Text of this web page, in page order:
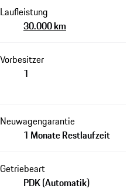
Laufleistung
30.000 km
Vorbesitzer
1
Neuwagengarantie
1 Monate Restlaufzeit
Getriebeart
PDK (Automatik)